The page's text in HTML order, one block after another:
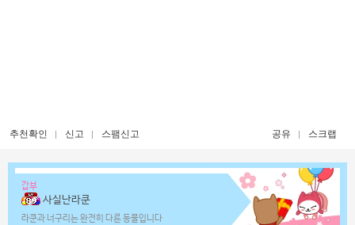
추천확인 신고 스팸신고 공유 스크랩
갑부
사실난라쿤
라쿤과 너구리는 완전히 다른 동물입니다